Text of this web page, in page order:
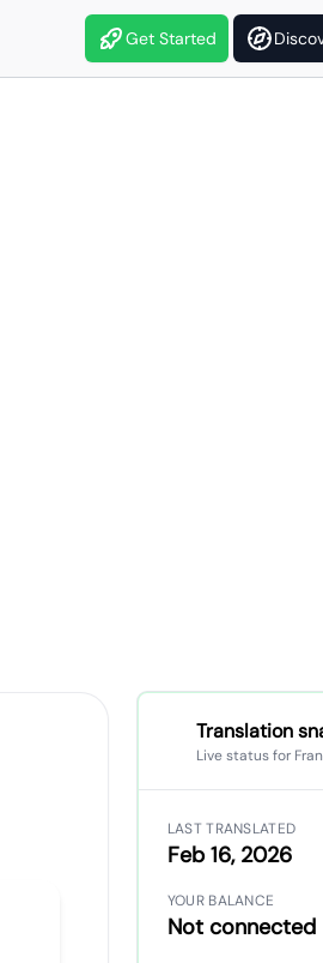
Get Started
Translation
Live status for
LAST TRANSLATED
Feb 16, 2026
YOUR BALANCE
Not connected